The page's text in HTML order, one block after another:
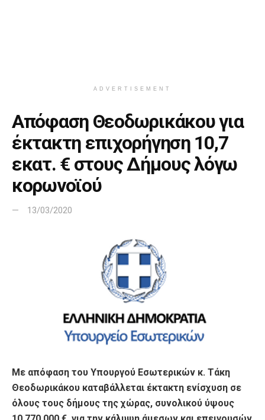
ADVERTISEMENT
Απόφαση Θεοδωρικάκου για
έκτακτη επιχορήγηση 10,7
εκατ. € στους Δήμους λόγω
κορωνοϊού
13/03/2020
Με απόφαση του Υπουργού Εσωτερικών κ. Τάκη
Θεοδωρικάκου καταβάλλεται έκτακτη ενίσχυση σε
όλους τους δήμους της χώρας, συνολικού ύψους